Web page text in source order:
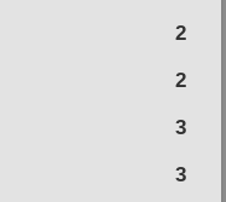
2
2
3
3